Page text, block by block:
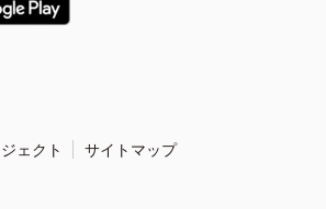
ェクト サイトマップ